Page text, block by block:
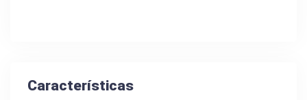
Características